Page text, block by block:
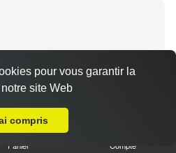
saumon fumé
Panier Compte
pour vous garantir la
site Web
compris